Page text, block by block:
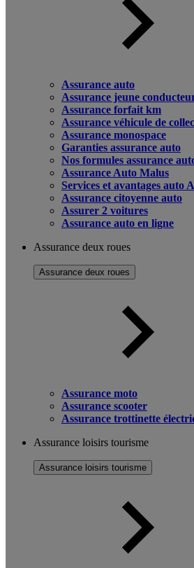
Assurance auto
Assurance jeune
Assurance forfait km
Assurance véhicule de
Assurance monospace
Garanties assurance auto
Nos formules assurance
Assurance Auto Malus
Services et avantages auto
Assurance citoyenne auto
Assurer 2 voitures
Assurance auto en ligne
Assurance deux roues
Assurance deux roues
Assurance moto
Assurance scooter
Assurance trottinette
Assurance loisirs tourisme
Assurance loisirs tourisme